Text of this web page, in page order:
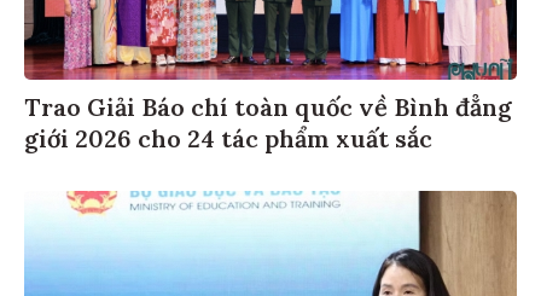
Trao Giải Báo chí toàn quốc về Bình đẳng
giới 2026 cho 24 tác phẩm xuất sắc